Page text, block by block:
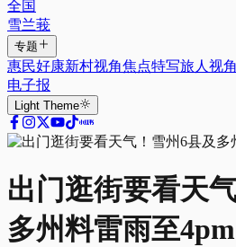
全国
雪兰莪
专题
惠民好康新村视角焦点特写旅人视角
电子报
Light Theme
出门逛街要看天
多州料雷雨至4pm